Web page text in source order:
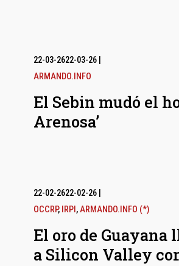
22-03-2622-03-26|
ARMANDO.INFO
El Sebin mudó el
Arenosa’
22-02-2622-02-26|
OCCRP, IRPI ,ARMANDO.INFO (*)
El oro de Guayana
a Silicon Valley